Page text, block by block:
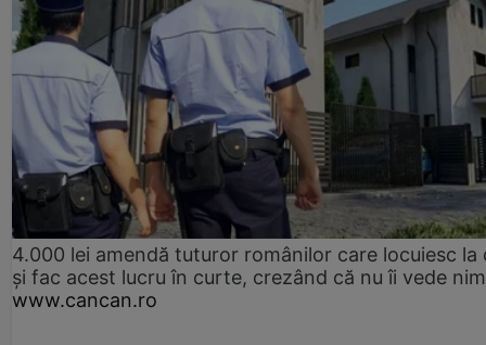
4.000 lei amendă tuturor românilor care locuiesc la
și fac acest lucru în curte, crezând că nu îi vede
www.cancan.ro